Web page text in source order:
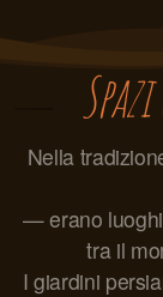
Nella
— erano
tra il
I giardini